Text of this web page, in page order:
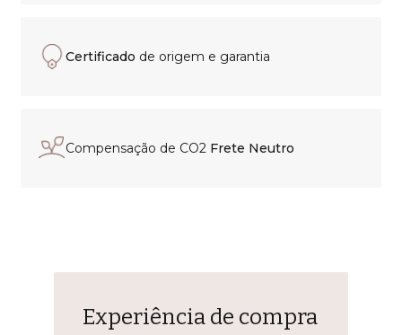
Certificado de origem e garantia
Compensação de CO2 Frete Neutro
Experiência de compra